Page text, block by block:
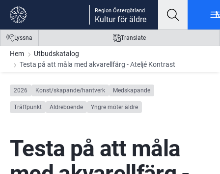
Gå till innehåll
Gå till meny
Gå till sidfot Region Östergötland
Kultur för äldre
Lyssna Translate
Hem
Utbudskatalog
Testa på att måla med akvarellfärg - Ateljé Kontrast
2026 Konst/skapande/hantverk Medskapande
Träffpunkt Äldreboende Yngre möter äldre
Testa på att måla